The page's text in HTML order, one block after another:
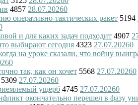
4857 28.07.20260
оперативно-тактических ракет 5194
и для каких задач подходит 4907
выбирают сегодня 4323 27.07.20260
на уроке сказали, что войну
0
так, как он хочет 5568 27.07.20260
5309 27.07.20260
ущерб 4745 27.07.20260
окончательно перешел в фазу